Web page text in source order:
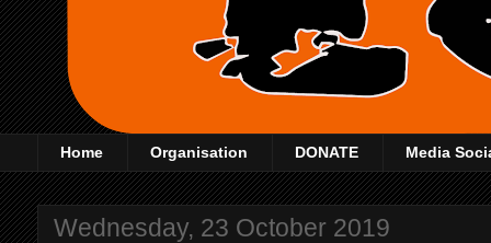
Home Organisation DONATE Media
Wednesday, 23 October 2019